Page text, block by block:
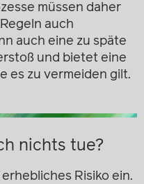
müssen daher
auch
auch eine zu späte
und bietet eine
es zu vermeiden gilt.
nichts tue?
Risiko ein.